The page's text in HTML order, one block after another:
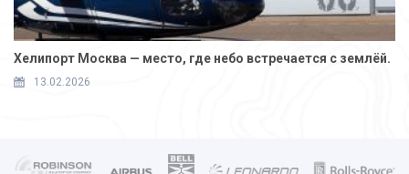
Хелипорт Москва — место, где небо встречается с землёй.
13.02.2026